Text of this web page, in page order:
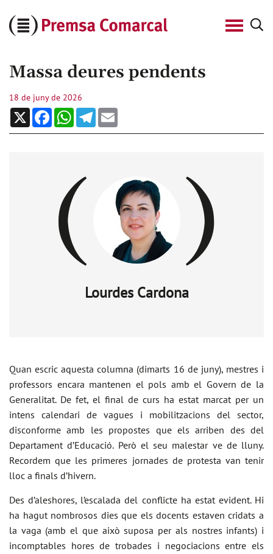
Cerca
Massa deures pendents
18 de juny de 2026
X FacebookWhatsAppTelegram
Lourdes Cardona
Quan escric aquesta columna (dimarts 16 de juny), mestres i
professors encara mantenen el pols amb el Govern de la
Generalitat. De fet, el final de curs ha estat marcat per un
intens calendari de vagues i mobilitzacions del sector,
disconforme amb les propostes que els arriben des del
Departament d’Educació. Però el seu malestar ve de lluny.
Recordem que les primeres jornades de protesta van tenir
lloc a finals d’hivern.
Des d’aleshores, l’escalada del conflicte ha estat evident. Hi
ha hagut nombrosos dies que els docents estaven cridats a
la vaga (amb el que això suposa per als nostres infants) i
incomptables hores de trobades i negociacions entre els